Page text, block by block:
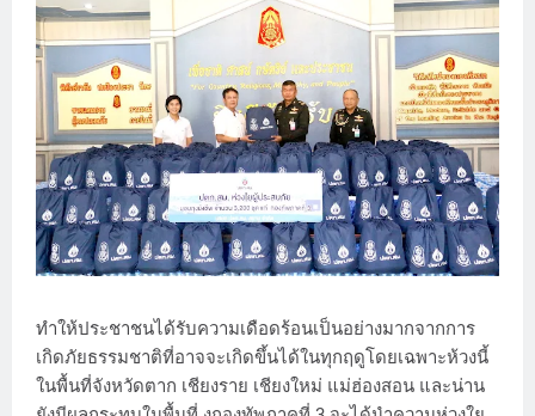
ทำให้ประชาชนได้รับความเดือดร้อนเป็นอย่างมากจากการ
เกิดภัยธรรมชาติที่อาจจะเกิดขึ้นได้ในทุกฤดูโดยเฉพาะห้วงนี้
ในพื้นที่จังหวัดตาก เชียงราย เชียงใหม่ แม่ฮ่องสอน และน่าน